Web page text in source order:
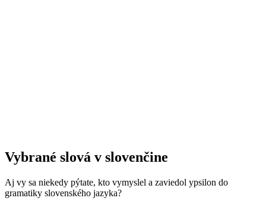
Vybrané slová v slovenčine
Aj vy sa niekedy pýtate, kto vymyslel a zaviedol ypsilon do
gramatiky slovenského jazyka?